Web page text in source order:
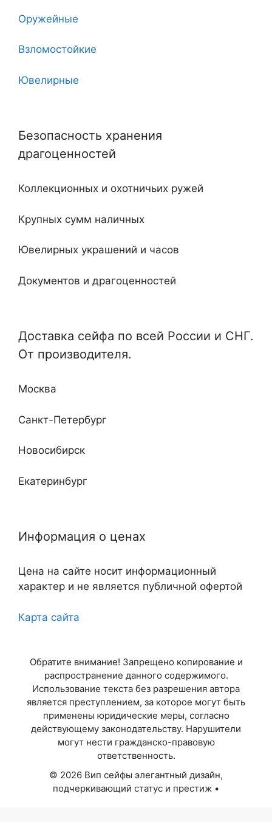
7 клинков
8
10
12
Оружейные
Взломостойкие
Ювелирные
Двухдверные
Кабинетные
Недорогие
Безопасность хранения
драгоценностей
Коллекционных и охотничьих ружей
Крупных сумм наличных
Ювелирных украшений и часов
Документов и драгоценностей
Отдельные и монтируемые
и огню
Доставка сейфа по всей России и СНГ.
От производителя.
Москва
Санкт-Петербург
Новосибирск
Екатеринбург
Казань
Самара
Ростов-на-Дону
Уфа
Красноярск
Волгоград
Информация о ценах
Цена на сайте носит информационный
характер и не является публичной офертой
Карта сайта
Обратите внимание! Запрещено копирование и
распространение данного содержимого.
Использование текста без разрешения автора
является преступлением, за которое могут быть
применены юридические меры, согласно
действующему законодательству. Нарушители
могут нести гражданско-правовую
ответственность.
© 2026 Вип сейфы элегантный дизайн,
подчеркивающий статус и престиж •